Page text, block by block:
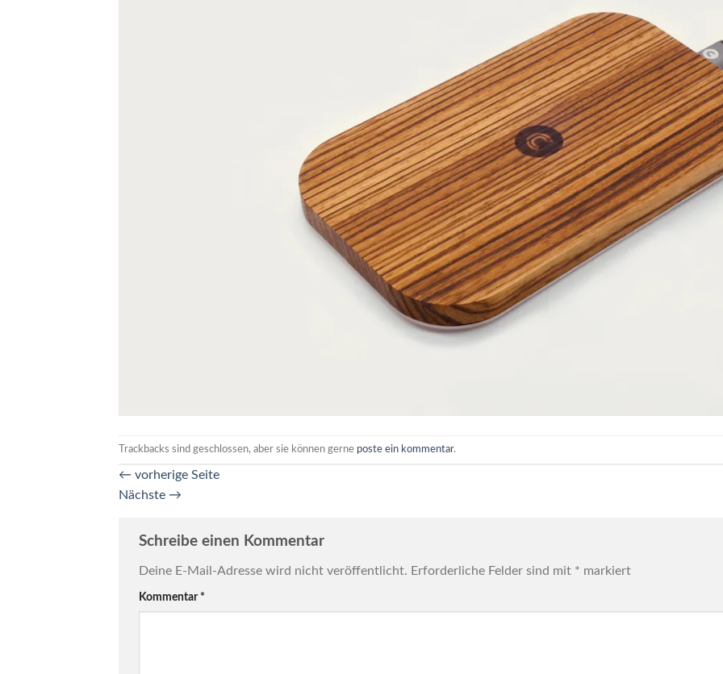
Trackbacks sind geschlossen, aber sie können gerne poste ein kommentar.
← vorherige Seite
Nächste →
Schreibe einen Kommentar
Deine E-Mail-Adresse wird nicht veröffentlicht. Erforderliche Felder sind mit * markiert
Kommentar *